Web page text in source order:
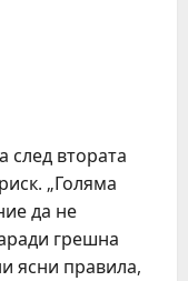
след втората
„Голяма
да не
грешна
ясни правила,